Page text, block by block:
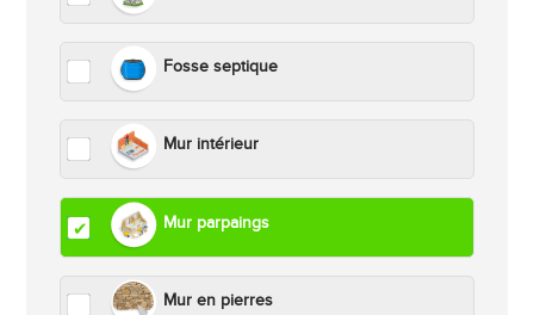
Fosse septique
Mur intérieur
Mur parpaings
Mur en pierres